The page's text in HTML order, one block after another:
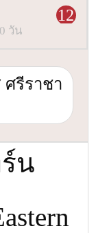
12
วัน
รีราชา
น